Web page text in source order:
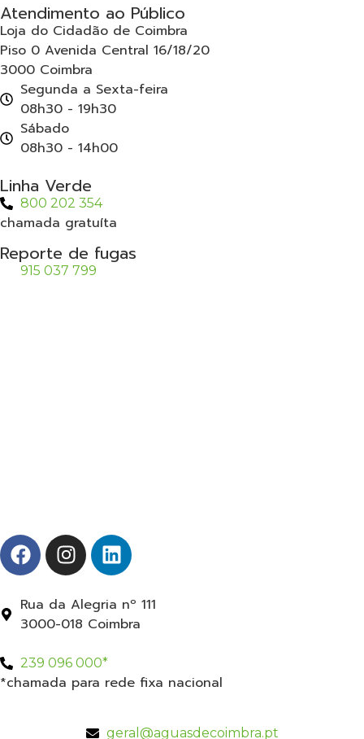
Atendimento ao Público
Loja do Cidadão de Coimbra
Piso 0 Avenida Central 16/18/20
3000 Coimbra
Segunda a Sexta-feira
08h30 - 19h30
Sábado
08h30 - 14h00
Linha Verde
800 202 354
chamada gratuíta
Reporte de fugas
915 037 799
Rua da Alegria nº 111
3000-018 Coimbra
239 096 000*
*chamada para rede fixa nacional
geral@aguasdecoimbra.pt